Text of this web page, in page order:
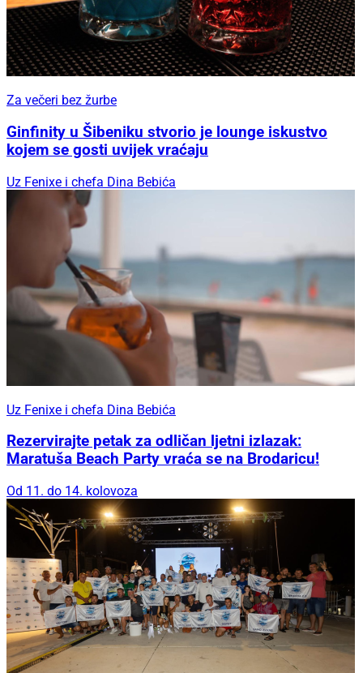
Za večeri bez žurbe
Ginfinity u Šibeniku stvorio je lounge iskustvo
kojem se gosti uvijek vraćaju
Uz Fenixe i chefa Dina Bebića
Uz Fenixe i chefa Dina Bebića
Rezervirajte petak za odličan ljetni izlazak:
Maratuša Beach Party vraća se na Brodaricu!
Od 11. do 14. kolovoza